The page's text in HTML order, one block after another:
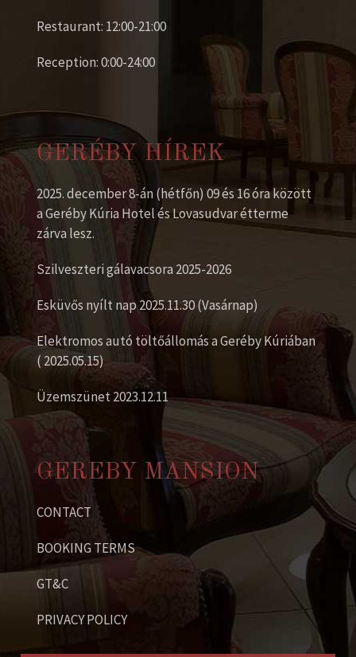
Restaurant: 12:00-21:00
Reception: 0:00-24:00
GERÉBY HÍREK
2025. december 8-án (hétfőn) 09 és 16 óra között
a Geréby Kúria Hotel és Lovasudvar étterme
zárva lesz.
Szilveszteri gálavacsora 2025-2026
Esküvős nyílt nap 2025.11.30 (Vasárnap)
Elektromos autó töltőállomás a Geréby Kúriában
( 2025.05.15)
Üzemszünet 2023.12.11
GEREBY MANSION
CONTACT
BOOKING TERMS
GT&C
PRIVACY POLICY